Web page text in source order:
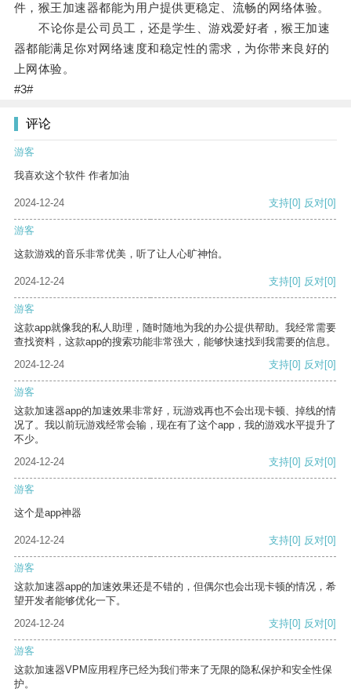
件，猴王加速器都能为用户提供更稳定、流畅的网络体验。
不论你是公司员工，还是学生、游戏爱好者，猴王加速
器都能满足你对网络速度和稳定性的需求，为你带来良好的
上网体验。
#3#
评论
游客
我喜欢这个软件 作者加油
2024-12-24 支持[0] 反对[0]
游客
这款游戏的音乐非常优美，听了让人心旷神怡。
2024-12-24 支持[0] 反对[0]
游客
这款app就像我的私人助理，随时随地为我的办公提供帮助。我经常需要
查找资料，这款app的搜索功能非常强大，能够快速找到我需要的信息。
2024-12-24
支持[0] 反对[0]
游客
这款加速器app的加速效果非常好，玩游戏再也不会出现卡顿、掉线的情
况了。我以前玩游戏经常会输，现在有了这个app，我的游戏水平提升了
不少。
2024-12-24
支持[0] 反对[0]
游客
这个是app神器
2024-12-24 支持[0] 反对[0]
游客
这款加速器app的加速效果还是不错的，但偶尔也会出现卡顿的情况，希
望开发者能够优化一下。
2024-12-24
支持[0] 反对[0]
游客
这款加速器VPM应用程序已经为我们带来了无限的隐私保护和安全性保
护。